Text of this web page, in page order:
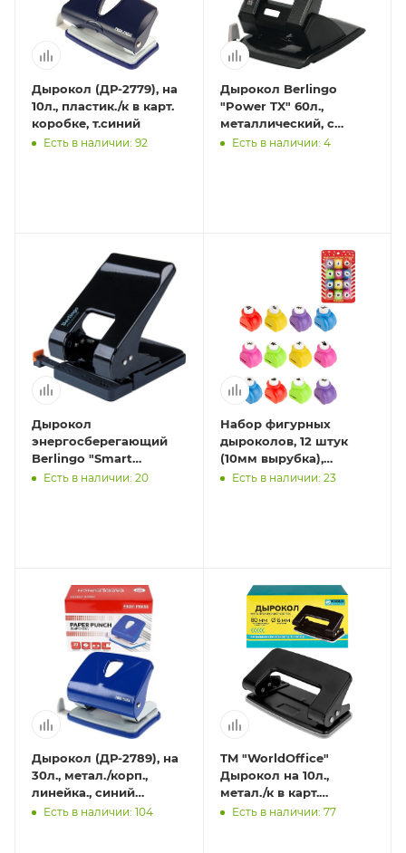
Дырокол (ДР-2779), на
10л., пластик./к в карт.
коробке, т.синий
Есть в наличии: 92
Дырокол Berlingo
"Power TX" 60л.,
металлический, с
фиксатором и
Есть в наличии: 4
Дырокол
энергосберегающий
Berlingo "Smart
Technology" 45л.,
Есть в наличии: 20
Набор фигурных
дыроколов, 12 штук
(10мм вырубка),
ДР-1205
Есть в наличии: 23
Дырокол (ДР-2789), на
30л., метал./корп.,
линейка., синий
(василек)
Есть в наличии: 104
TM "WorldOffice"
Дырокол на 10л.,
метал./к в карт.
коробке, ДР-9293
Есть в наличии: 77